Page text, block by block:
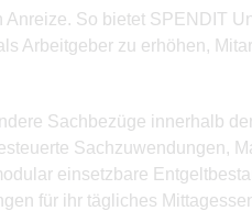
So bietet SPENDIT
Arbeitgeber zu erhöhen,
Sachbezüge innerhalb
Sachzuwendungen,
einsetzbare
für ihr tägliches